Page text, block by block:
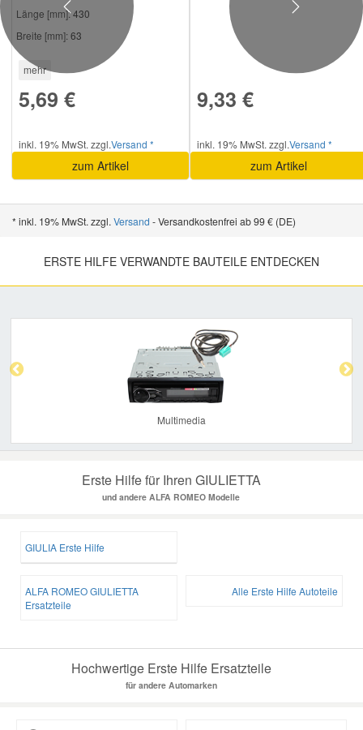
Länge [mm]:430
Breite [mm]: 63
mehr
5,69 €
inkl. 19% MwSt. zzgl.Versand *
zum Artikel
9,33 €
inkl. 19% MwSt. zzgl.Versand *
zum Artikel
Previous Next
* inkl. 19% MwSt. zzgl. Versand - Versandkostenfrei ab 99 € (DE)
ERSTE HILFE VERWANDTE BAUTEILE ENTDECKEN
Multimedia
Erste Hilfe für Ihren GIULIETTA
und andere ALFA ROMEO Modelle
GIULIA Erste Hilfe
ALFA ROMEO GIULIETTA
Ersatzteile
Alle Erste Hilfe Autoteile
Hochwertige Erste Hilfe Ersatzteile
für andere Automarken